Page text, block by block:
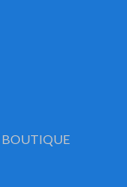
BOUTIQUE